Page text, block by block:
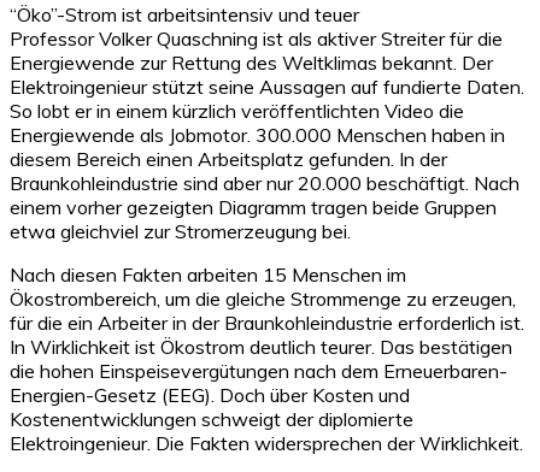
“Öko”-Strom ist arbeitsintensiv und teuer
Professor Volker Quaschning ist als aktiver Streiter für die
Energiewende zur Rettung des Weltklimas bekannt. Der
Elektroingenieur stützt seine Aussagen auf fundierte Daten.
So lobt er in einem kürzlich veröffentlichten Video die
Energiewende als Jobmotor. 300.000 Menschen haben in
diesem Bereich einen Arbeitsplatz gefunden. In der
Braunkohleindustrie sind aber nur 20.000 beschäftigt. Nach
einem vorher gezeigten Diagramm tragen beide Gruppen
etwa gleichviel zur Stromerzeugung bei.
Nach diesen Fakten arbeiten 15 Menschen im
Ökostrombereich, um die gleiche Strommenge zu erzeugen,
für die ein Arbeiter in der Braunkohleindustrie erforderlich ist.
In Wirklichkeit ist Ökostrom deutlich teurer. Das bestätigen
die hohen Einspeisevergütungen nach dem Erneuerbaren-
Energien-Gesetz (EEG). Doch über Kosten und
Kostenentwicklungen schweigt der diplomierte
Elektroingenieur. Die Fakten widersprechen der Wirklichkeit.